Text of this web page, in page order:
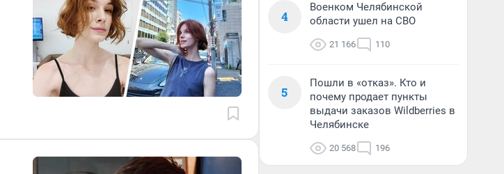
4
Военком Челябинской
области ушел на СВО
21 166 110
5
Пошли в «отказ». Кто и
почему продает пункты
выдачи заказов Wildberries в
Челябинске
20 568 196